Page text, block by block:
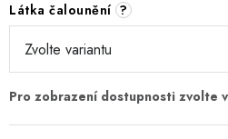
Látka čalounění ?